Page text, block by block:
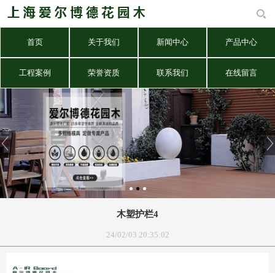
首页 关于我们 新闻中心 产品中心
工程案例 荣誉资质 联系我们 在线留言
木塑护栏4
24/02/03 20:35:02